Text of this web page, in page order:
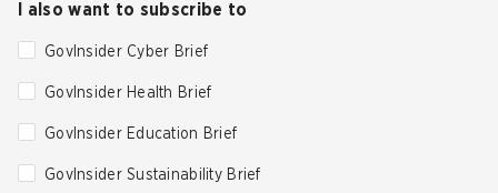
I also want to subscribe to
GovInsider Cyber Brief
GovInsider Health Brief
GovInsider Education Brief
GovInsider Sustainability Brief